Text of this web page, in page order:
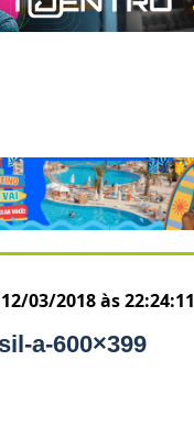
03/2018 às 22:24:11
a-600×399